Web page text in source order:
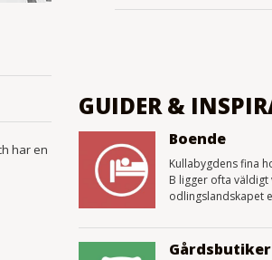
har en
GUIDER &
Boende
Kullabygdens fina
B ligger ofta väldigt
odlingslandskapet
Gårdsbutiker